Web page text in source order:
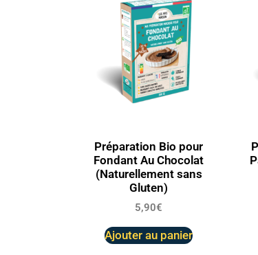
Préparation Bio pour
Fondant Au Chocolat
(Naturellement sans
Gluten)
5,90€
Ajouter au panier